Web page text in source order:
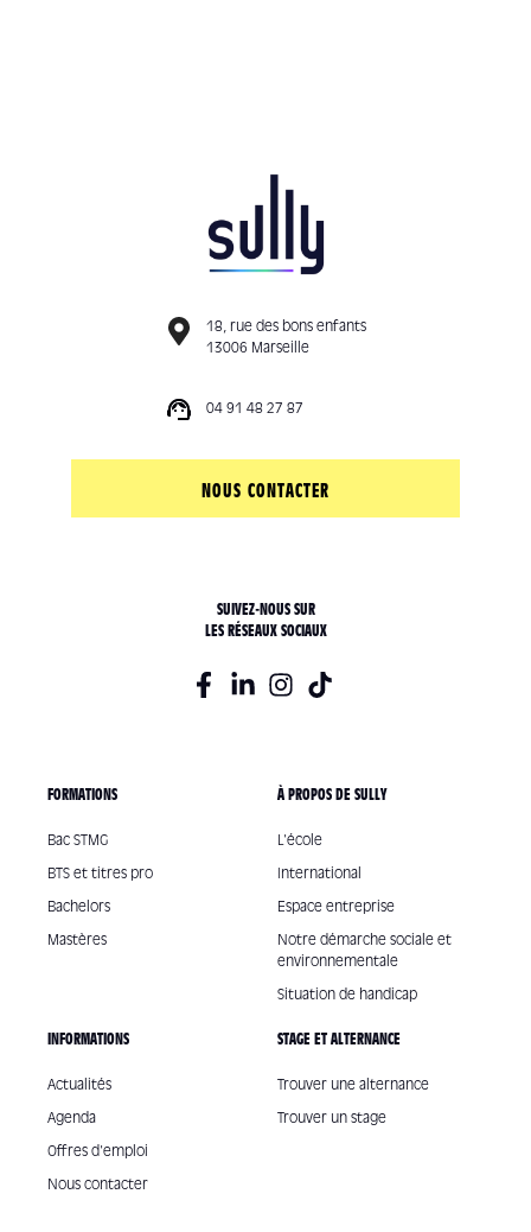
18, rue des bons enfants
13006 Marseille
04 91 48 27 87
NOUS CONTACTER
FORMATIONS
Bac STMG
BTS et titres pro
Bachelors
Mastères
À PROPOS DE SULLY
L'école
International
Espace entreprise
Notre démarche sociale et
environnementale
Situation de handicap
INFORMATIONS
Actualités
Agenda
Offres d'emploi
Nous contacter
STAGE ET ALTERNANCE
Trouver une alternance
Trouver un stage
SUIVEZ-NOUS SUR
LES RÉSEAUX SOCIAUX